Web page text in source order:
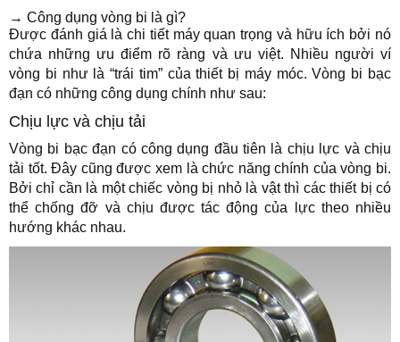
→ Công dụng vòng bi là gì?
Được đánh giá là chi tiết máy quan trọng và hữu ích bởi nó
chứa những ưu điểm rõ ràng và ưu việt. Nhiều người ví
vòng bi như là “trái tim” của thiết bị máy móc. Vòng bi bạc
đạn có những công dụng chính như sau:
Chịu lực và chịu tải
Vòng bi bạc đạn có công dụng đầu tiên là chịu lực và chịu
tải tốt. Đây cũng được xem là chức năng chính của vòng bi.
Bởi chỉ cần là một chiếc vòng bị nhỏ là vật thì các thiết bị có
thể chống đỡ và chịu được tác động của lực theo nhiều
hướng khác nhau.